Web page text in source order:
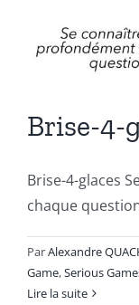
Brise-4-
Brise-4-glaces
chaque
ParAlexandre
Game,Serious
Lire la suite